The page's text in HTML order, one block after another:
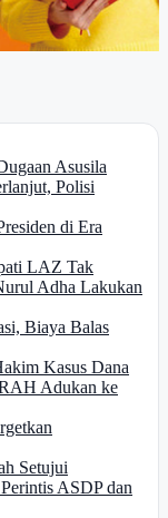
Asusila
Polisi
di Era
LAZ Tak
Adha Lakukan
Biaya Balas
Kasus Dana
Adukan ke
Setujui
ASDP dan